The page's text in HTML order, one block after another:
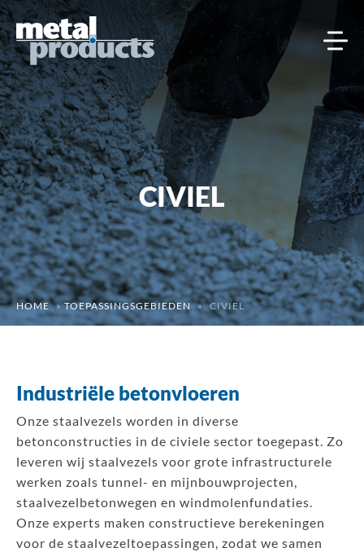
CIVIEL
HOME »TOEPASSINGSGEBIEDEN » CIVIEL
Industriële betonvloeren
Onze staalvezels worden in diverse
betonconstructies in de civiele sector toegepast. Zo
leveren wij staalvezels voor grote infrastructurele
werken zoals tunnel- en mijnbouwprojecten,
staalvezelbetonwegen en windmolenfundaties.
Onze experts maken constructieve berekeningen
voor de staalvezeltoepassingen, zodat we samen